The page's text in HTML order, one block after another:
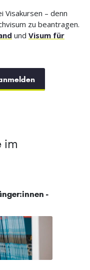
Visakursen – denn
zu beantragen.
und Visum für
im
-